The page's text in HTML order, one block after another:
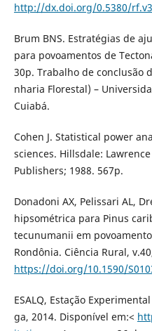
http://dx.doi.org/0.5380/
Brum BNS. Estratégias de
para povoamentos de
30p. Trabalho de conclusão
nharia Florestal) –
Cuiabá.
Cohen J. Statistical power
sciences. Hillsdale:
Publishers; 1988. 567p.
Donadoni AX, Pelissari AL,
hipsométrica para Pinus
tecunumanii em
Rondônia. Ciência Rural,
https://doi.org/10.1590/
ESALQ, Estação
ga, 2014. Disponível em:<